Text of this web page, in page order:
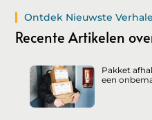
Ontdek Nieuwste
Recente Artikelen
Pakket
een